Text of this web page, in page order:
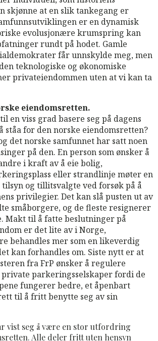
skjønne at en slik tankegang er
er en dynamisk
evolusjonære krumspring kan
rundt på hodet. Gamle
får unnskylde meg, men
teknologiske og økonomiske
privateiendommen uten at vi kan ta
eiendomsretten.
en viss grad basere seg på dagens
ståa for den norske eiendomsretten?
det norske samfunnet har satt noen
på den. En person som ønsker å
i kraft av å eie bolig,
eller strandlinje møter en
og tillitsvalgte ved forsøk på å
privilegier. Det kan slå pusten ut av
småborgere, og de fleste resignerer
Makt til å fatte beslutninger på
er det lite av i Norge,
behandles mer som en likeverdig
kan forhandles om. Siste nytt er at
fra FrP ønsker å regulere
parkeringsselskaper fordi de
fungerer bedre, et åpenbart
til å fritt benytte seg av sin
vist seg å være en stor utfordring
Alle deler fritt uten hensyn